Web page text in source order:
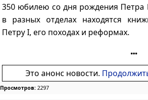
350 юбилею со дня рождения Петра
в разных отделах находятся
Петру I, его походах и реформах.
Это анонс новости.
Просмотров: 2297